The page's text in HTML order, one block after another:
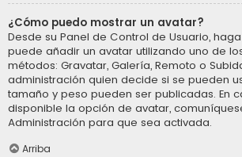
¿Cómo puedo mostrar un avatar?
Desde su Panel de Control de Usuario, haga
puede añadir un avatar utilizando uno de
métodos: Gravatar, Galería, Remoto o
administración quien decide si se pueden
tamaño y peso pueden ser publicadas. En
disponible la opción de avatar,
Administración para que sea activada.
Arriba